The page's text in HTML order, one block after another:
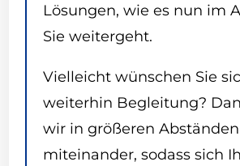
Lösungen, wie es nun im
Sie weitergeht.
Vielleicht wünschen Sie
weiterhin Begleitung?
wir in größeren Abständen
miteinander, sodass sich